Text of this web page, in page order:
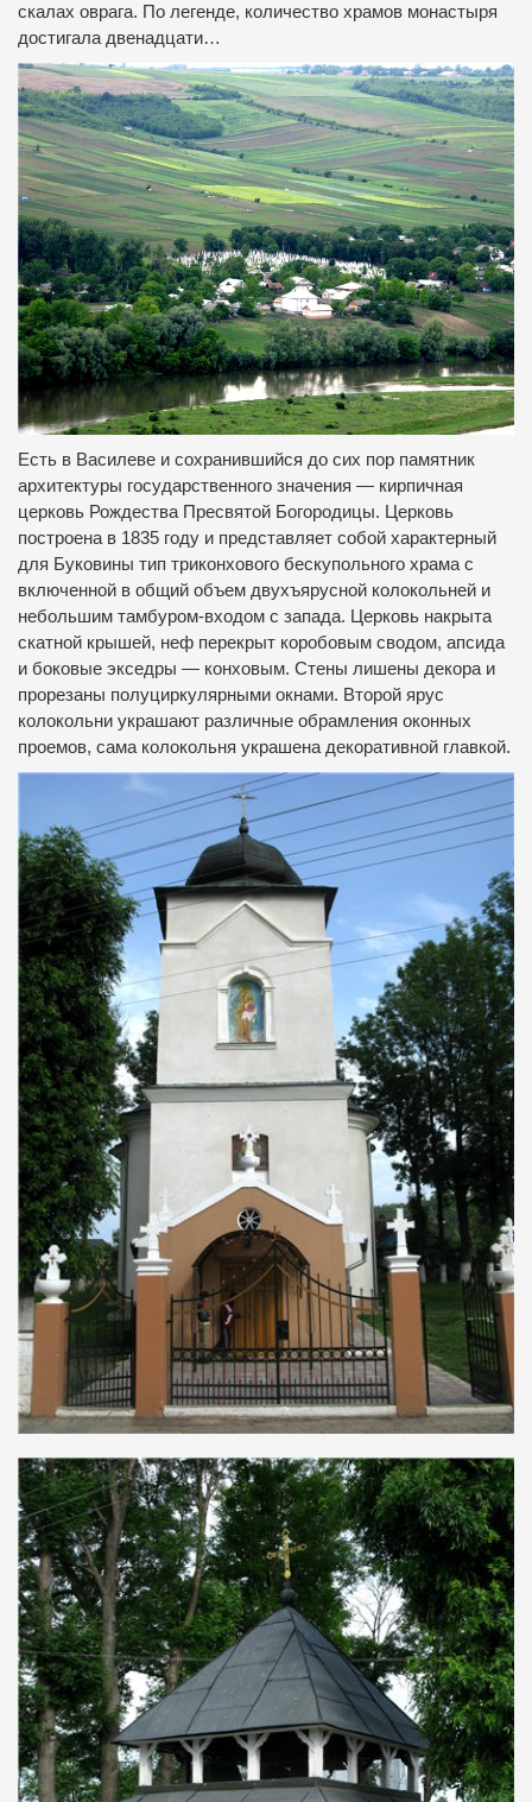
скалах оврага. По легенде, количество храмов монастыря
достигала двенадцати…
Есть в Василеве и сохранившийся до сих пор памятник
архитектуры государственного значения — кирпичная
церковь Рождества Пресвятой Богородицы. Церковь
построена в 1835 году и представляет собой характерный
для Буковины тип триконхового бескупольного храма с
включенной в общий объем двухъярусной колокольней и
небольшим тамбуром-входом с запада. Церковь накрыта
скатной крышей, неф перекрыт коробовым сводом, апсида
и боковые экседры — конховым. Стены лишены декора и
прорезаны полуциркулярными окнами. Второй ярус
колокольни украшают различные обрамления оконных
проемов, сама колокольня украшена декоративной главкой.